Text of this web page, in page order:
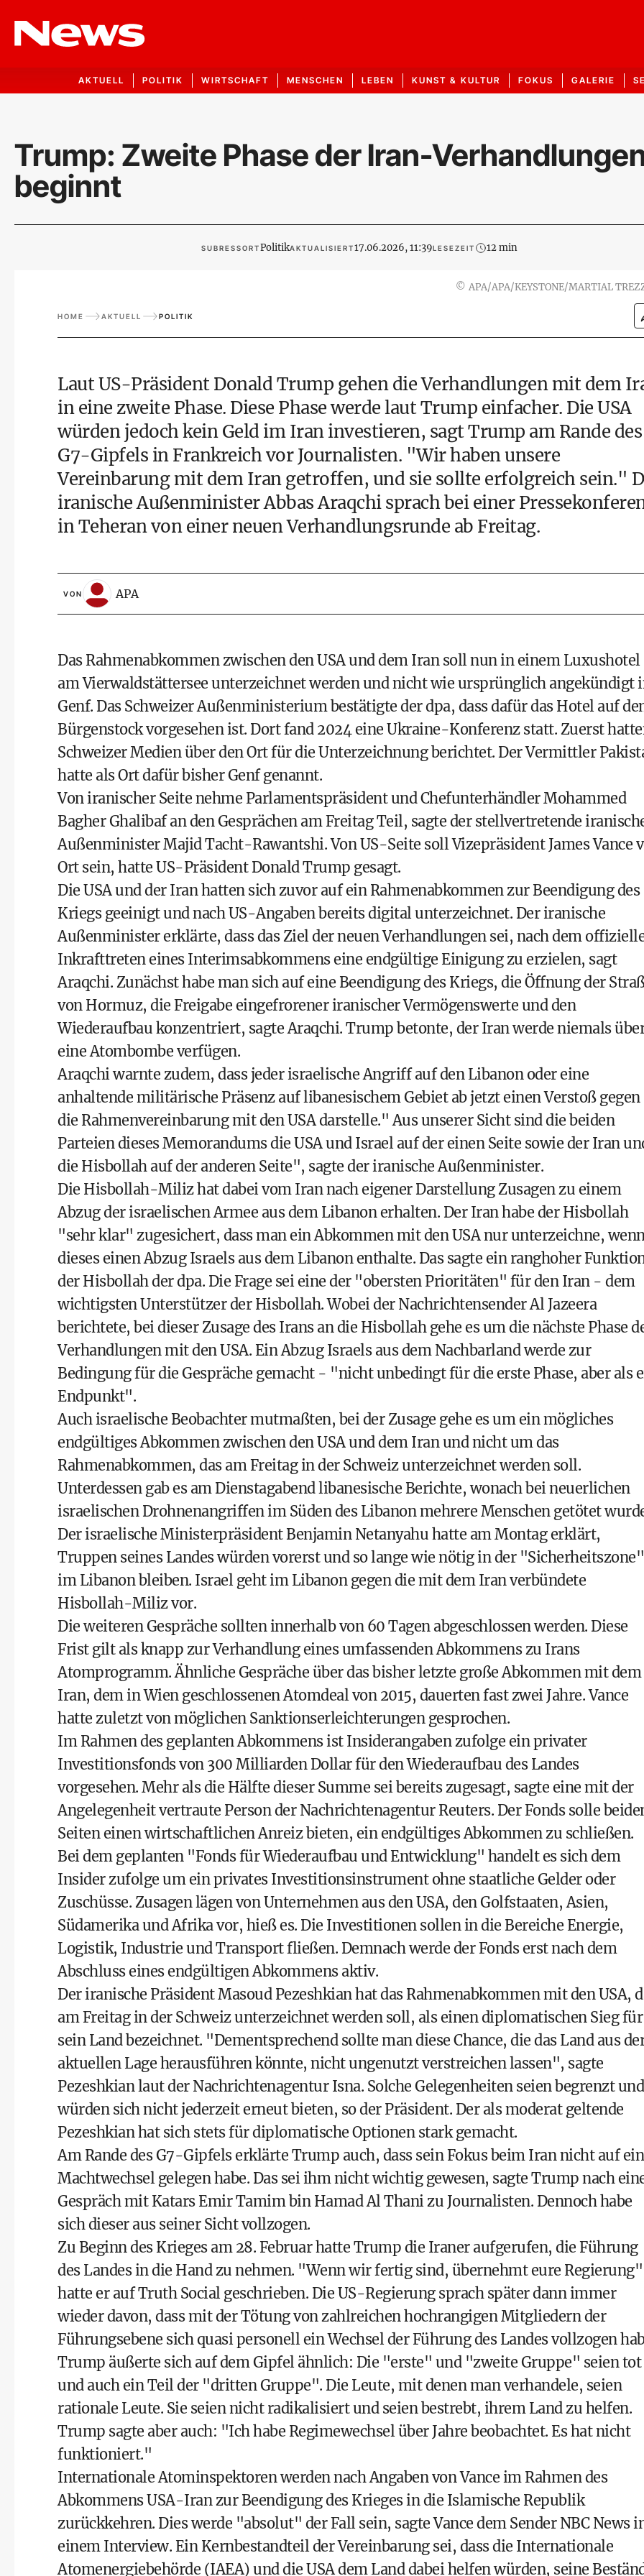
AKTUELL POLITIK WIRTSCHAFT MENSCHEN LEBEN KUNST & KULTUR FOKUS GALERIE
Trump: Zweite Phase der Iran-
beginnt
SUBRESSORTPolitikAKTUALISIERT17.06.2026, 11:39LESEZEIT 12 min
© APA/APA/KEYSTONE/MARTIAL
HOME AKTUELL POLITIK
Laut US-Präsident Donald Trump gehen die Verhandlungen mit dem
in eine zweite Phase. Diese Phase werde laut Trump einfacher. Die USA
würden jedoch kein Geld im Iran investieren, sagt Trump am Rande des
G7-Gipfels in Frankreich vor Journalisten. "Wir haben unsere
Vereinbarung mit dem Iran getroffen, und sie sollte erfolgreich sein."
iranische Außenminister Abbas Araqchi sprach bei einer
in Teheran von einer neuen Verhandlungsrunde ab Freitag.
VON APA
Das Rahmenabkommen zwischen den USA und dem Iran soll nun in einem Luxushotel
am Vierwaldstättersee unterzeichnet werden und nicht wie ursprünglich angekündigt
Genf. Das Schweizer Außenministerium bestätigte der dpa, dass dafür das Hotel auf
Bürgenstock vorgesehen ist. Dort fand 2024 eine Ukraine-Konferenz statt. Zuerst
Schweizer Medien über den Ort für die Unterzeichnung berichtet. Der Vermittler
hatte als Ort dafür bisher Genf genannt.
Von iranischer Seite nehme Parlamentspräsident und Chefunterhändler Mohammed
Bagher Ghalibaf an den Gesprächen am Freitag Teil, sagte der stellvertretende
Außenminister Majid Tacht-Rawantshi. Von US-Seite soll Vizepräsident James Vance
Ort sein, hatte US-Präsident Donald Trump gesagt.
Die USA und der Iran hatten sich zuvor auf ein Rahmenabkommen zur Beendigung des
Kriegs geeinigt und nach US-Angaben bereits digital unterzeichnet. Der iranische
Außenminister erklärte, dass das Ziel der neuen Verhandlungen sei, nach dem
Inkrafttreten eines Interimsabkommens eine endgültige Einigung zu erzielen, sagt
Araqchi. Zunächst habe man sich auf eine Beendigung des Kriegs, die Öffnung der
von Hormuz, die Freigabe eingefrorener iranischer Vermögenswerte und den
Wiederaufbau konzentriert, sagte Araqchi. Trump betonte, der Iran werde niemals
eine Atombombe verfügen.
Araqchi warnte zudem, dass jeder israelische Angriff auf den Libanon oder eine
anhaltende militärische Präsenz auf libanesischem Gebiet ab jetzt einen Verstoß gegen
die Rahmenvereinbarung mit den USA darstelle." Aus unserer Sicht sind die beiden
Parteien dieses Memorandums die USA und Israel auf der einen Seite sowie der Iran
die Hisbollah auf der anderen Seite", sagte der iranische Außenminister.
Die Hisbollah-Miliz hat dabei vom Iran nach eigener Darstellung Zusagen zu einem
Abzug der israelischen Armee aus dem Libanon erhalten. Der Iran habe der Hisbollah
"sehr klar" zugesichert, dass man ein Abkommen mit den USA nur unterzeichne,
dieses einen Abzug Israels aus dem Libanon enthalte. Das sagte ein ranghoher
der Hisbollah der dpa. Die Frage sei eine der "obersten Prioritäten" für den Iran - dem
wichtigsten Unterstützer der Hisbollah. Wobei der Nachrichtensender Al Jazeera
berichtete, bei dieser Zusage des Irans an die Hisbollah gehe es um die nächste Phase
Verhandlungen mit den USA. Ein Abzug Israels aus dem Nachbarland werde zur
Bedingung für die Gespräche gemacht - "nicht unbedingt für die erste Phase, aber als
Endpunkt".
Auch israelische Beobachter mutmaßten, bei der Zusage gehe es um ein mögliches
endgültiges Abkommen zwischen den USA und dem Iran und nicht um das
Rahmenabkommen, das am Freitag in der Schweiz unterzeichnet werden soll.
Unterdessen gab es am Dienstagabend libanesische Berichte, wonach bei neuerlichen
israelischen Drohnenangriffen im Süden des Libanon mehrere Menschen getötet
Der israelische Ministerpräsident Benjamin Netanyahu hatte am Montag erklärt,
Truppen seines Landes würden vorerst und so lange wie nötig in der "Sicherheitszone"
im Libanon bleiben. Israel geht im Libanon gegen die mit dem Iran verbündete
Hisbollah-Miliz vor.
Die weiteren Gespräche sollten innerhalb von 60 Tagen abgeschlossen werden. Diese
Frist gilt als knapp zur Verhandlung eines umfassenden Abkommens zu Irans
Atomprogramm. Ähnliche Gespräche über das bisher letzte große Abkommen mit dem
Iran, dem in Wien geschlossenen Atomdeal von 2015, dauerten fast zwei Jahre. Vance
hatte zuletzt von möglichen Sanktionserleichterungen gesprochen.
Im Rahmen des geplanten Abkommens ist Insiderangaben zufolge ein privater
Investitionsfonds von 300 Milliarden Dollar für den Wiederaufbau des Landes
vorgesehen. Mehr als die Hälfte dieser Summe sei bereits zugesagt, sagte eine mit der
Angelegenheit vertraute Person der Nachrichtenagentur Reuters. Der Fonds solle
Seiten einen wirtschaftlichen Anreiz bieten, ein endgültiges Abkommen zu schließen.
Bei dem geplanten "Fonds für Wiederaufbau und Entwicklung" handelt es sich dem
Insider zufolge um ein privates Investitionsinstrument ohne staatliche Gelder oder
Zuschüsse. Zusagen lägen von Unternehmen aus den USA, den Golfstaaten, Asien,
Südamerika und Afrika vor, hieß es. Die Investitionen sollen in die Bereiche Energie,
Logistik, Industrie und Transport fließen. Demnach werde der Fonds erst nach dem
Abschluss eines endgültigen Abkommens aktiv.
Der iranische Präsident Masoud Pezeshkian hat das Rahmenabkommen mit den USA,
am Freitag in der Schweiz unterzeichnet werden soll, als einen diplomatischen Sieg für
sein Land bezeichnet. "Dementsprechend sollte man diese Chance, die das Land aus
aktuellen Lage herausführen könnte, nicht ungenutzt verstreichen lassen", sagte
Pezeshkian laut der Nachrichtenagentur Isna. Solche Gelegenheiten seien begrenzt und
würden sich nicht jederzeit erneut bieten, so der Präsident. Der als moderat geltende
Pezeshkian hat sich stets für diplomatische Optionen stark gemacht.
Am Rande des G7-Gipfels erklärte Trump auch, dass sein Fokus beim Iran nicht auf
Machtwechsel gelegen habe. Das sei ihm nicht wichtig gewesen, sagte Trump nach
Gespräch mit Katars Emir Tamim bin Hamad Al Thani zu Journalisten. Dennoch habe
sich dieser aus seiner Sicht vollzogen.
Zu Beginn des Krieges am 28. Februar hatte Trump die Iraner aufgerufen, die Führung
des Landes in die Hand zu nehmen. "Wenn wir fertig sind, übernehmt eure
hatte er auf Truth Social geschrieben. Die US-Regierung sprach später dann immer
wieder davon, dass mit der Tötung von zahlreichen hochrangigen Mitgliedern der
Führungsebene sich quasi personell ein Wechsel der Führung des Landes vollzogen
Trump äußerte sich auf dem Gipfel ähnlich: Die "erste" und "zweite Gruppe" seien tot
und auch ein Teil der "dritten Gruppe". Die Leute, mit denen man verhandele, seien
rationale Leute. Sie seien nicht radikalisiert und seien bestrebt, ihrem Land zu helfen.
Trump sagte aber auch: "Ich habe Regimewechsel über Jahre beobachtet. Es hat nicht
funktioniert."
Internationale Atominspektoren werden nach Angaben von Vance im Rahmen des
Abkommens USA-Iran zur Beendigung des Krieges in die Islamische Republik
zurückkehren. Dies werde "absolut" der Fall sein, sagte Vance dem Sender NBC News
einem Interview. Ein Kernbestandteil der Vereinbarung sei, dass die Internationale
Atomenergiebehörde (IAEA) und die USA dem Land dabei helfen würden, seine